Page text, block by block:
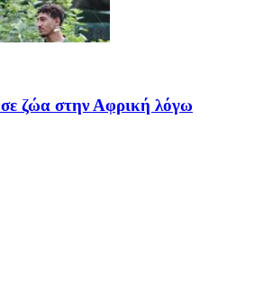
ζώα στην Αφρική λόγω